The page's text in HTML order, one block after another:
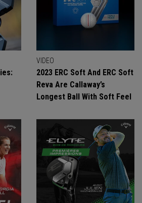
VIDEO
2023 ERC Soft And ERC Soft
Reva Are Callaway’s
Longest Ball With Soft Feel